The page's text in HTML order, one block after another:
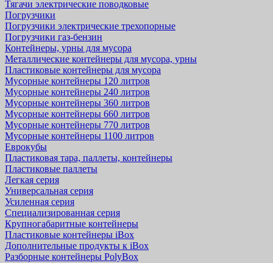
Тягачи электрические поводковые
Погрузчики
Погрузчики электрические трехопорные
Погрузчики газ-бензин
Контейнеры, урны для мусора
Металлические контейнеры для мусора, урны
Пластиковые контейнеры для мусора
Мусорные контейнеры 120 литров
Мусорные контейнеры 240 литров
Мусорные контейнеры 360 литров
Мусорные контейнеры 660 литров
Мусорные контейнеры 770 литров
Мусорные контейнеры 1100 литров
Еврокубы
Пластиковая тара, паллеты, контейнеры
Пластиковые паллеты
Легкая серия
Универсальная серия
Усиленная серия
Специализированная серия
Крупногабаритные контейнеры
Пластиковые контейнеры iBox
Дополнительные продукты к iBox
Разборные контейнеры PolyBox